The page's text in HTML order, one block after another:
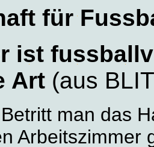
für
ist
Art (aus
Betritt man das
Arbeitszimmer